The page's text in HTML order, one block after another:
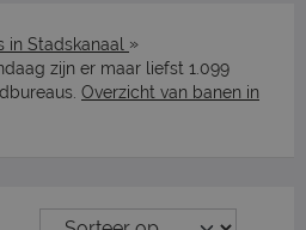
in Stadskanaal »
zijn er maar liefst 1.099
Overzicht van banen in